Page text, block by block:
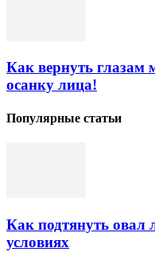
Как вернуть глазам
осанку лица!
Популярные статьи
Как подтянуть
условиях